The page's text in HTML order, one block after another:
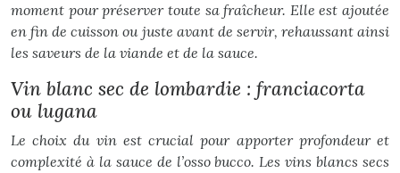
moment pour préserver toute sa fraîcheur. Elle est ajoutée
en fin de cuisson ou juste avant de servir, rehaussant ainsi
les saveurs de la viande et de la sauce.
Vin blanc sec de lombardie : franciacorta
ou lugana
Le choix du vin est crucial pour apporter profondeur et
complexité à la sauce de l’osso bucco. Les vins blancs secs